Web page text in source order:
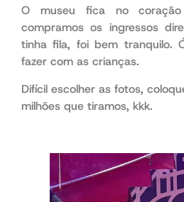
O museu fica no
compramos os ingressos
tinha fila, foi bem tranquilo.
fazer com as crianças.
Difícil escolher as fotos,
milhões que tiramos, kkk.